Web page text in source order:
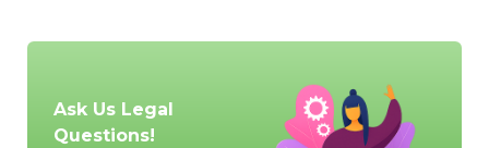
Ask Us Legal
Questions!